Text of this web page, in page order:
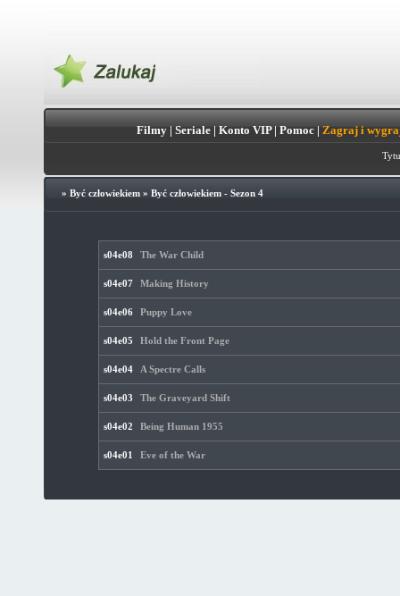
Filmy| Seriale| Konto VIP| Pomoc| Zagraj i
» Być człowiekiem» Być człowiekiem - Sezon 4
s04e08 The War Child
s04e07 Making History
s04e06 Puppy Love
s04e05 Hold the Front Page
s04e04 A Spectre Calls
s04e03 The Graveyard Shift
s04e02 Being Human 1955
s04e01 Eve of the War